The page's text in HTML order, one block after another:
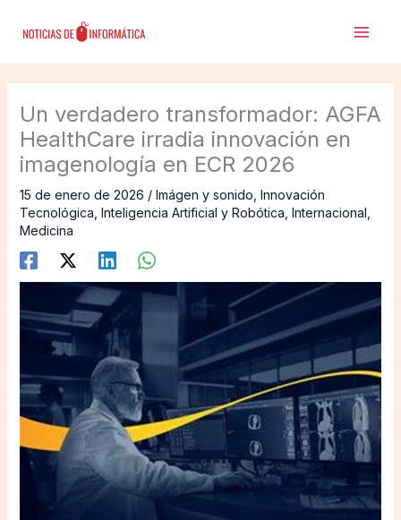
Un verdadero transformador: AGFA
HealthCare irradia innovación en
imagenología en ECR 2026
15 de enero de 2026 / Imágen y sonido Innovación
Tecnológica Inteligencia Artificial y Robótica Internacional
Medicina